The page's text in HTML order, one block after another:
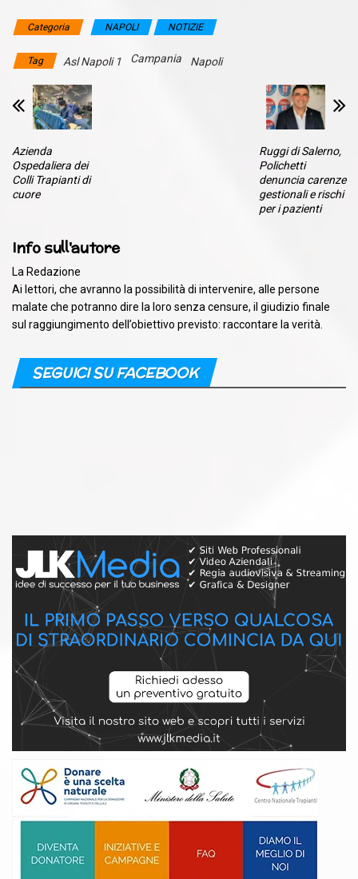
Categoria NAPOLI NOTIZIE
Tag Asl Napoli 1 Campania Napoli
Azienda
Ospedaliera dei
Colli Trapianti di
cuore
Ruggi di Salerno,
Polichetti
denuncia carenze
gestionali e rischi
per i pazienti
Info sull'autore
La Redazione
Ai lettori, che avranno la possibilità di intervenire, alle persone
malate che potranno dire la loro senza censure, il giudizio finale
sul raggiungimento dell’obiettivo previsto: raccontare la verità.
SEGUICI SU FACEBOOK